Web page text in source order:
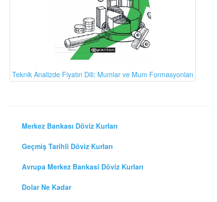
Teknik Analizde Fiyatın Dili: Mumlar ve Mum Formasyonları
Merkez Bankası Döviz Kurları
Geçmiş Tarihli Döviz Kurları
Avrupa Merkez Bankasi Döviz Kurları
Dolar Ne Kadar